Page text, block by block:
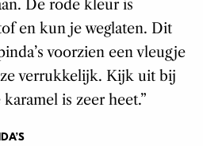
De rode kleur is
en kun je weglaten. Dit
voorzien een vleugje
verrukkelijk. Kijk uit bij
is zeer heet.”